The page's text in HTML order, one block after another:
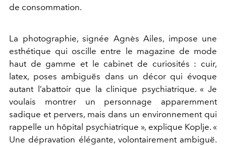
de consommation.
La photographie, signée Agnès Ailes, impose une
esthétique qui oscille entre le magazine de mode
haut de gamme et le cabinet de curiosités : cuir,
latex, poses ambiguës dans un décor qui évoque
autant l’abattoir que la clinique psychiatrique. « Je
voulais montrer un personnage apparemment
sadique et pervers, mais dans un environnement qui
rappelle un hôpital psychiatrique », explique Koplje. «
Une dépravation élégante, volontairement ambiguë.